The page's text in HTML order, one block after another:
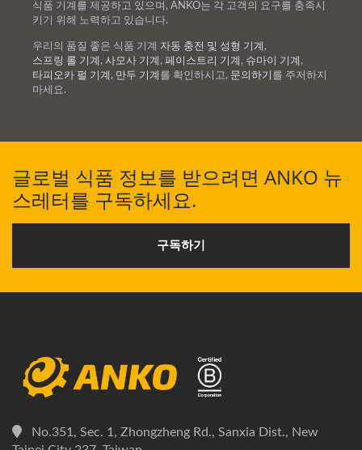
식품 기계를 제공하고 있으며, ANKO는 각 고객의 요구를 충족시
키기 위해 노력하고 있습니다.
우리의 품질 좋은 식품 기계 자동 충전 및 성형 기계 ,
스프링 롤 기계 , 사모사 기계 , 페이스트리 기계 , 슈마이 기계 ,
타피오카 펄 기계 , 만두 기계 를 확인하시고, 문의하기 를 주저하지
마세요.
글로벌 식품 정보를 받으려면 ANKO 뉴
스레터를 구독하세요.
구독하기
No.351, Sec. 1, Zhongzheng Rd., Sanxia Dist., New